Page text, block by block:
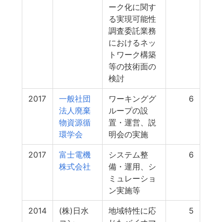
ーク化に関す
る実現可能性
調査委託業務
におけるネッ
トワーク構築
等の技術面の
検討
2017
一般社団
法人廃棄
物資源循
環学会
ワーキンググ
ループの設
置・運営、説
明会の実施
6
2017
富士電機
株式会社
システム整
備・運用、シ
ミュレーショ
ン実施等
6
2014
(株)日水
地域特性に応
5